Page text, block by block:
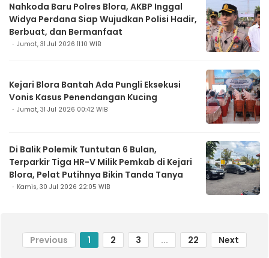
Nahkoda Baru Polres Blora, AKBP Inggal
Widya Perdana Siap Wujudkan Polisi Hadir,
Berbuat, dan Bermanfaat
Jumat, 31 Jul 2026 11:10 WIB
Kejari Blora Bantah Ada Pungli Eksekusi
Vonis Kasus Penendangan Kucing
Jumat, 31 Jul 2026 00:42 WIB
Di Balik Polemik Tuntutan 6 Bulan,
Terparkir Tiga HR-V Milik Pemkab di Kejari
Blora, Pelat Putihnya Bikin Tanda Tanya
Kamis, 30 Jul 2026 22:05 WIB
Previous 1 2 3 ... 22 Next